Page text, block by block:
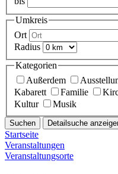
Umkreis
Ort
Radius
Kategorien
Außerdem
Kabarett
Familie
Kultur
Musik
Suchen Detailsuche
Startseite
Veranstaltungen
Veranstaltungsorte